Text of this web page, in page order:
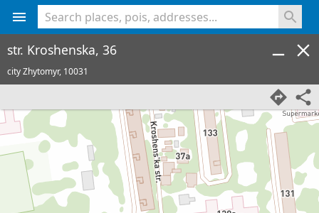
str. Kroshenska, 36
city Zhytomyr, 10031
<% console.log(hcard) %>